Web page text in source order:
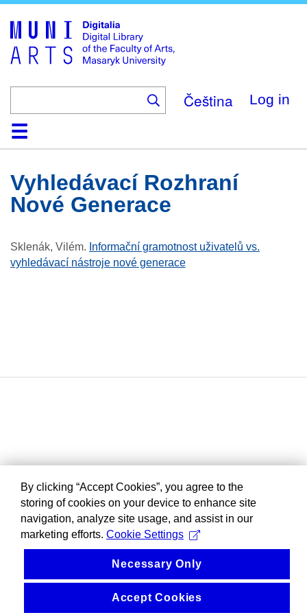
main
content
Čeština Log in
HomeCollections
Browse
Search
About
HelpContactDigitalia
Vyhledávací Rozhraní
Nové Generace
Sklenák, Vilém. Informační gramotnost uživatelů vs.
vyhledávací nástroje nové generace
By clicking “Accept Cookies”, you agree to the
storing of cookies on your device to enhance site
navigation, analyze site usage, and assist in our
marketing efforts. Cookie Settings
Necessary Only
Accept Cookies